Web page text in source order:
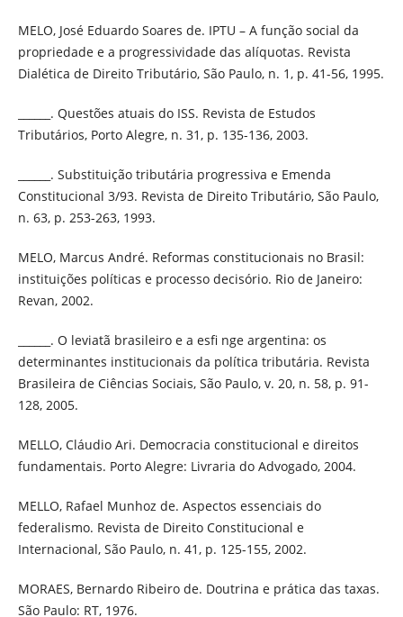
MELO, José Eduardo Soares de. IPTU – A função social da
propriedade e a progressividade das alíquotas. Revista
Dialética de Direito Tributário, São Paulo, n. 1, p. 41-56, 1995.
______. Questões atuais do ISS. Revista de Estudos
Tributários, Porto Alegre, n. 31, p. 135-136, 2003.
______. Substituição tributária progressiva e Emenda
Constitucional 3/93. Revista de Direito Tributário, São Paulo,
n. 63, p. 253-263, 1993.
MELO, Marcus André. Reformas constitucionais no Brasil:
instituições políticas e processo decisório. Rio de Janeiro:
Revan, 2002.
______. O leviatã brasileiro e a esfi nge argentina: os
determinantes institucionais da política tributária. Revista
Brasileira de Ciências Sociais, São Paulo, v. 20, n. 58, p. 91-
128, 2005.
MELLO, Cláudio Ari. Democracia constitucional e direitos
fundamentais. Porto Alegre: Livraria do Advogado, 2004.
MELLO, Rafael Munhoz de. Aspectos essenciais do
federalismo. Revista de Direito Constitucional e
Internacional, São Paulo, n. 41, p. 125-155, 2002.
MORAES, Bernardo Ribeiro de. Doutrina e prática das taxas.
São Paulo: RT, 1976.